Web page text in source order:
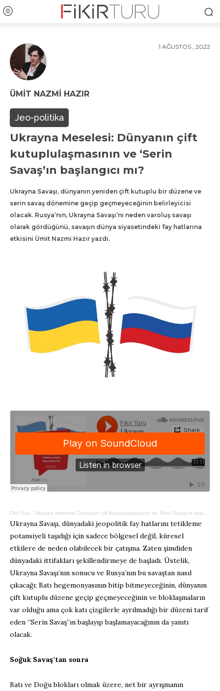
1 AĞUSTOS , 2022
ÜMIT NAZMI HAZIR
Jeo-politika
Ukrayna Meselesi: Dünyanın çift
kutuplulaşmasının ve ‘Serin
Savaş’ın başlangıcı mı?
Ukrayna Savaşı, dünyanın yeniden çift kutuplu bir düzene ve
serin savaş dönemine geçip geçmeyeceğinin belirleyicisi
olacak. Rusya’nın, Ukrayna Savaşı’nı neden varoluş savaşı
olarak gördüğünü, savaşın dünya siyasetindeki fay hatlarına
etkisini Ümit Nazmi Hazır yazdı.
Fikir Turu · Ukrayna Meselesi: Dünyanın çift kutuplulaşmasının ve ‘Serin Savaş’ın başlangıcı mı?
Ukrayna Savaşı, dünyadaki jeopolitik fay hatlarını tetikleme
potansiyeli taşıdığı için sadece bölgesel değil, küresel
etkilere de neden olabilecek bir çatışma. Zaten şimdiden
dünyadaki ittifakları şekillendirmeye de başladı. Üstelik,
Ukrayna Savaşı’nın sonucu ve Rusya’nın bu savaştan nasıl
çıkacağı; Batı hegemonyasının bitip bitmeyeceğinin, dünyanın
çift kutuplu düzene geçip geçmeyeceğinin ve bloklaşmaların
var olduğu ama çok katı çizgilerle ayrılmadığı bir düzeni tarif
eden “Serin Savaş”ın başlayıp başlamayacağının da yanıtı
olacak.
Soğuk Savaş’tan sonra
Batı ve Doğu blokları olmak üzere, net bir ayrışmanın